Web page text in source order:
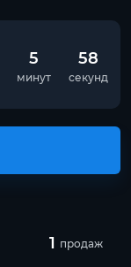
5
минут
58
секунд
1 продаж